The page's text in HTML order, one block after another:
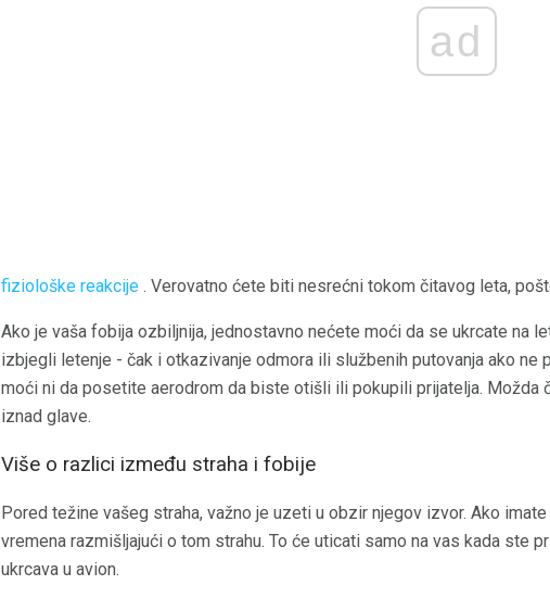
ad
fiziološke reakcije . Verovatno ćete biti nesrećni tokom čitavog leta,
Ako je vaša fobija ozbiljnija, jednostavno nećete moći da se ukrcate na
izbjegli letenje - čak i otkazivanje odmora ili službenih putovanja ako
moći ni da posetite aerodrom da biste otišli ili pokupili prijatelja. Možda
iznad glave.
Više o razlici između straha i fobije
Pored težine vašeg straha, važno je uzeti u obzir njegov izvor. Ako
vremena razmišljajući o tom strahu. To će uticati samo na vas kada ste
ukrcava u avion.